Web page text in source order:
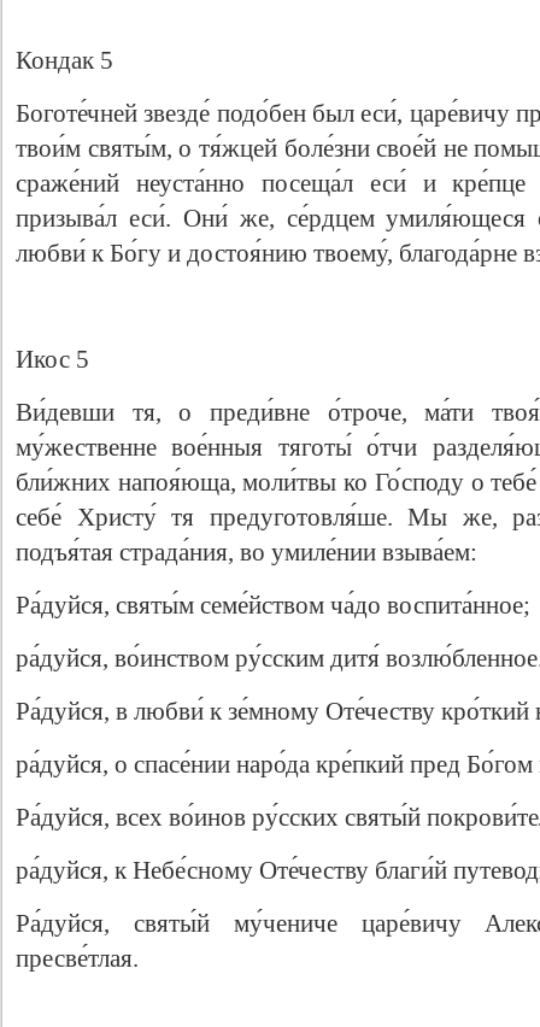
Кондак 5
Боготе́чней звезде́ подо́бен был еси́, царе́вичу
твои́м святы́м, о тя́жцей боле́зни свое́й не
сраже́ний неуста́нно посеща́л еси́ и
призыва́л еси́. Они́ же, се́рдцем умиля́ющеся
любви́ к Бо́гу и достоя́нию твоему́, благода́рне
Икос 5
Ви́девши тя, о преди́вне о́троче, ма́ти твоя́
му́жественне вое́нныя тяготы́ о́тчи
бли́жних напоя́юща, моли́твы ко Го́споду о
себе́ Христу́ тя предуготовля́ше. Мы же,
подъя́тая страда́ния, во умиле́нии взыва́ем:
Ра́дуйся, святы́м семе́йством ча́до воспита́нное;
ра́дуйся, во́инством ру́сским дитя́
Ра́дуйся, в любви́ к зе́мному Оте́честву кро́ткий
ра́дуйся, о спасе́нии наро́да кре́пкий пред
Ра́дуйся, всех во́инов ру́сских святы́й
ра́дуйся, к Небе́сному Оте́честву благи́й
Ра́дуйся, святы́й му́чениче царе́вичу
пресве́тлая.